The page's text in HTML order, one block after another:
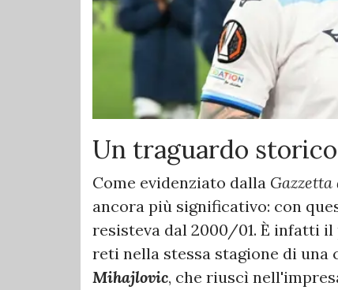
Un traguardo storico
Come evidenziato dalla
ancora più significativo: con
resisteva dal 2000/01. È infatti
reti nella stessa stagione di una
Mihajlovic, che riuscì